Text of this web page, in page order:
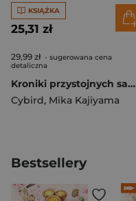
KSIĄŻKA
25,31 zł
29,99 zł - sugerowana cena
detaliczna
Kroniki przystojnych samurajów. Tom 2
Cybird, Mika Kajiyama
Bestsellery